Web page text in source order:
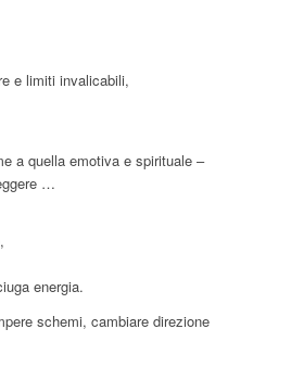
e limiti invalicabili,
a quella emotiva e spirituale –
…
energia.
schemi, cambiare direzione